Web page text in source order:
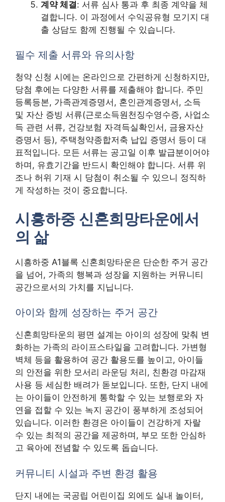
계약 체결: 서류 심사 통과 후 최종 계약을 체
결합니다. 이 과정에서 수익공유형 모기지 대
출 상담도 함께 진행될 수 있습니다.
필수 제출 서류와 유의사항
청약 신청 시에는 온라인으로 간편하게 신청하지만,
당첨 후에는 다양한 서류를 제출해야 합니다. 주민
등록등본, 가족관계증명서, 혼인관계증명서, 소득
및 자산 증빙 서류(근로소득원천징수영수증, 사업소
득 관련 서류, 건강보험 자격득실확인서, 금융자산
증명서 등), 주택청약종합저축 납입 증명서 등이 대
표적입니다. 모든 서류는 공고일 이후 발급분이어야
하며, 유효기간을 반드시 확인해야 합니다. 서류 위
조나 허위 기재 시 당첨이 취소될 수 있으니 정직하
게 작성하는 것이 중요합니다.
시흥하중 신혼희망타운에서
의 삶
시흥하중 A1블록 신혼희망타운은 단순한 주거 공간
을 넘어, 가족의 행복과 성장을 지원하는 커뮤니티
공간으로서의 가치를 지닙니다.
아이와 함께 성장하는 주거 공간
신혼희망타운의 평면 설계는 아이의 성장에 맞춰 변
화하는 가족의 라이프스타일을 고려합니다. 가변형
벽체 등을 활용하여 공간 활용도를 높이고, 아이들
의 안전을 위한 모서리 라운딩 처리, 친환경 마감재
사용 등 세심한 배려가 돋보입니다. 또한, 단지 내에
는 아이들이 안전하게 통학할 수 있는 보행로와 자
연을 접할 수 있는 녹지 공간이 풍부하게 조성되어
있습니다. 이러한 환경은 아이들이 건강하게 자랄
수 있는 최적의 공간을 제공하며, 부모 또한 안심하
고 육아에 전념할 수 있도록 돕습니다.
커뮤니티 시설과 주변 환경 활용
단지 내에는 국공립 어린이집 외에도 실내 놀이터,